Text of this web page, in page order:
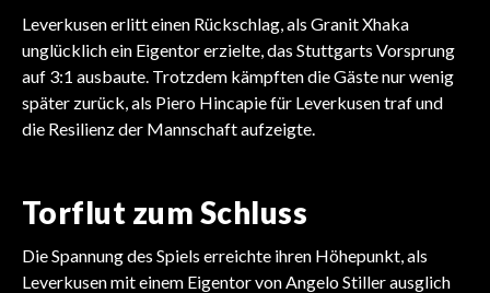
Leverkusen erlitt einen Rückschlag, als Granit Xhaka
unglücklich ein Eigentor erzielte, das Stuttgarts Vorsprung
auf 3:1 ausbaute. Trotzdem kämpften die Gäste nur wenig
später zurück, als Piero Hincapie für Leverkusen traf und
die Resilienz der Mannschaft aufzeigte.
Torflut zum Schluss
Die Spannung des Spiels erreichte ihren Höhepunkt, als
Leverkusen mit einem Eigentor von Angelo Stiller ausglich